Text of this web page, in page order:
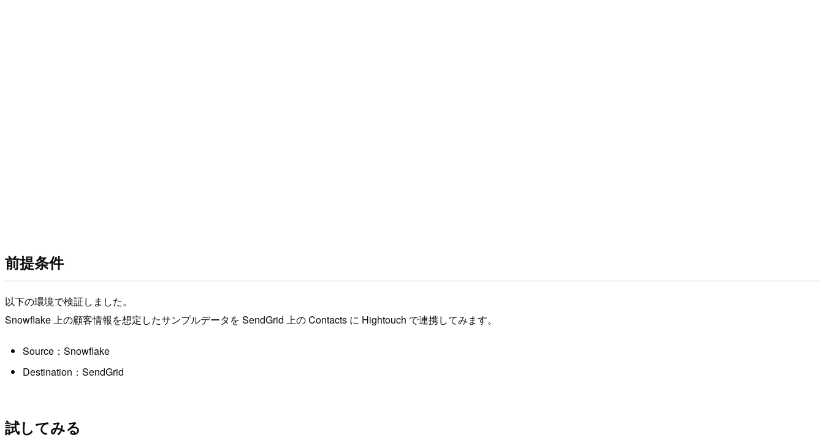
前提条件
以下の環境で検証しました。
Snowflake 上の顧客情報を想定したサンプルデータを SendGrid 上の Contacts に Hightouch で連携してみます。
Source：Snowflake
Destination：SendGrid
試してみる